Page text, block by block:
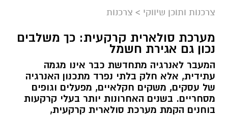
צרכנות ותוכן שיווקי > צרכנות
מערכת סולארית קרקעית: כך משלבים
נכון גם אגירת חשמל
המעבר לאנרגיה מתחדשת כבר אינו מגמה
עתידית, אלא חלק בלתי נפרד מתכנון האנרגיה
של עסקים, משקים חקלאיים, מפעלים וגופים
מסחריים. בשנים האחרונות יותר בעלי קרקעות
בוחנים הקמת מערכת סולארית קרקעית,